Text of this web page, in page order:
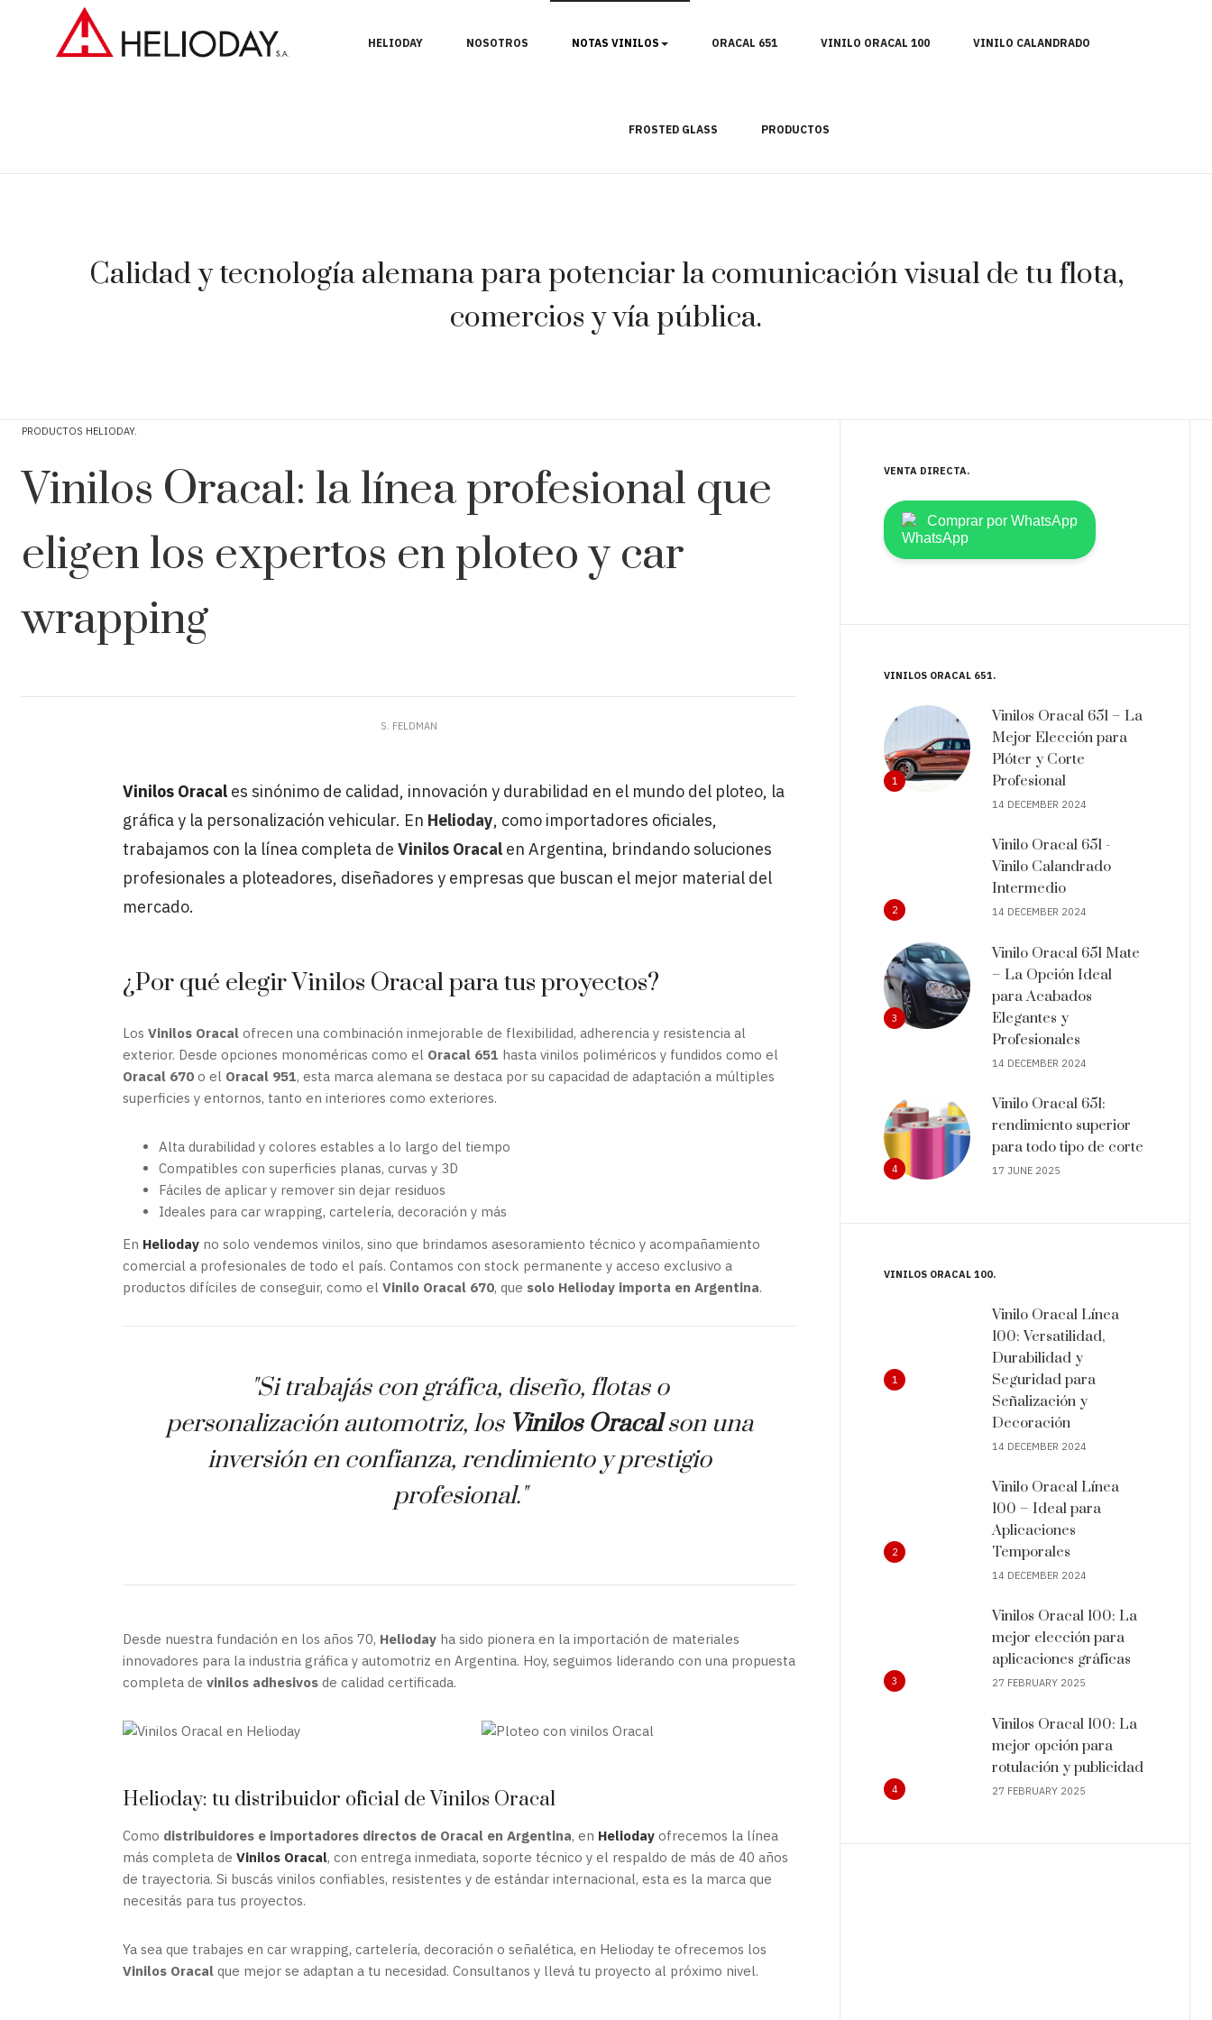
HELIODAY NOSOTROS NOTAS VINILOS ORACAL 651 VINILO ORACAL 100 VINILO CALANDRADO
FROSTED GLASS PRODUCTOS
Calidad y tecnología alemana para potenciar la comunicación visual de tu flota,
comercios y vía pública.
PRODUCTOS HELIODAY
Vinilos Oracal: la línea profesional que
eligen los expertos en ploteo y car
wrapping
S. FELDMAN
Vinilos Oracal es sinónimo de calidad, innovación y durabilidad en el mundo del ploteo, la
gráfica y la personalización vehicular. En Helioday, como importadores oficiales,
trabajamos con la línea completa de Vinilos Oracal en Argentina, brindando soluciones
profesionales a ploteadores, diseñadores y empresas que buscan el mejor material del
mercado.
¿Por qué elegir Vinilos Oracal para tus proyectos?
Los Vinilos Oracal ofrecen una combinación inmejorable de flexibilidad, adherencia y resistencia al
exterior. Desde opciones monoméricas como el Oracal 651 hasta vinilos poliméricos y fundidos como el
Oracal 670 o el Oracal 951, esta marca alemana se destaca por su capacidad de adaptación a múltiples
superficies y entornos, tanto en interiores como exteriores.
Alta durabilidad y colores estables a lo largo del tiempo
Compatibles con superficies planas, curvas y 3D
Fáciles de aplicar y remover sin dejar residuos
Ideales para car wrapping, cartelería, decoración y más
En Helioday no solo vendemos vinilos, sino que brindamos asesoramiento técnico y acompañamiento
comercial a profesionales de todo el país. Contamos con stock permanente y acceso exclusivo a
productos difíciles de conseguir, como el Vinilo Oracal 670, que solo Helioday importa en Argentina.
"Si trabajás con gráfica, diseño, flotas o
personalización automotriz, los Vinilos Oracalson una
inversión en confianza, rendimiento y prestigio
profesional."
Desde nuestra fundación en los años 70, Helioday ha sido pionera en la importación de materiales
innovadores para la industria gráfica y automotriz en Argentina. Hoy, seguimos liderando con una propuesta
completa de vinilos adhesivos de calidad certificada.
Helioday: tu distribuidor oficial de Vinilos Oracal
Como distribuidores e importadores directos de Oracal en Argentina, en Helioday ofrecemos la línea
más completa de Vinilos Oracal, con entrega inmediata, soporte técnico y el respaldo de más de 40 años
de trayectoria. Si buscás vinilos confiables, resistentes y de estándar internacional, esta es la marca que
necesitás para tus proyectos.
Ya sea que trabajes en car wrapping, cartelería, decoración o señalética, en Helioday te ofrecemos los
Vinilos Oracal que mejor se adaptan a tu necesidad. Consultanos y llevá tu proyecto al próximo nivel.
VENTA DIRECTA
Comprar por WhatsApp
VINILOS ORACAL 651
1
Vinilos Oracal 651 – La
Mejor Elección para
Plóter y Corte
Profesional
14 DECEMBER 2024
2
Vinilo Oracal 651 -
Vinilo Calandrado
Intermedio
14 DECEMBER 2024
3
Vinilo Oracal 651 Mate
– La Opción Ideal
para Acabados
Elegantes y
Profesionales
14 DECEMBER 2024
4
Vinilo Oracal 651:
rendimiento superior
para todo tipo de corte
17 JUNE 2025
VINILOS ORACAL 100
1
Vinilo Oracal Línea
100: Versatilidad,
Durabilidad y
Seguridad para
Señalización y
Decoración
14 DECEMBER 2024
2
Vinilo Oracal Línea
100 – Ideal para
Aplicaciones
Temporales
14 DECEMBER 2024
3
Vinilos Oracal 100: La
mejor elección para
aplicaciones gráficas
27 FEBRUARY 2025
4
Vinilos Oracal 100: La
mejor opción para
rotulación y publicidad
27 FEBRUARY 2025